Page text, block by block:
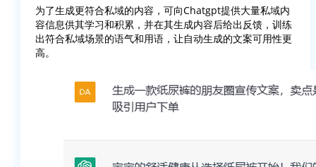
为了生成更符合私域的内容，可向Chatgpt提供大量私域内
容信息供其学习和积累，并在其生成内容后给出反馈，训练
出符合私域场景的语气和用语，让自动生成的文案可用性更
高。